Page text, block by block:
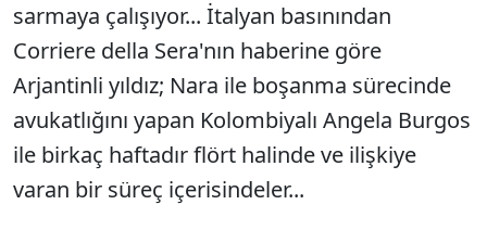
sarmaya çalışıyor... İtalyan basınından
Corriere della Sera'nın haberine göre
Arjantinli yıldız; Nara ile boşanma sürecinde
avukatlığını yapan Kolombiyalı Angela Burgos
ile birkaç haftadır flört halinde ve ilişkiye
varan bir süreç içerisindeler...